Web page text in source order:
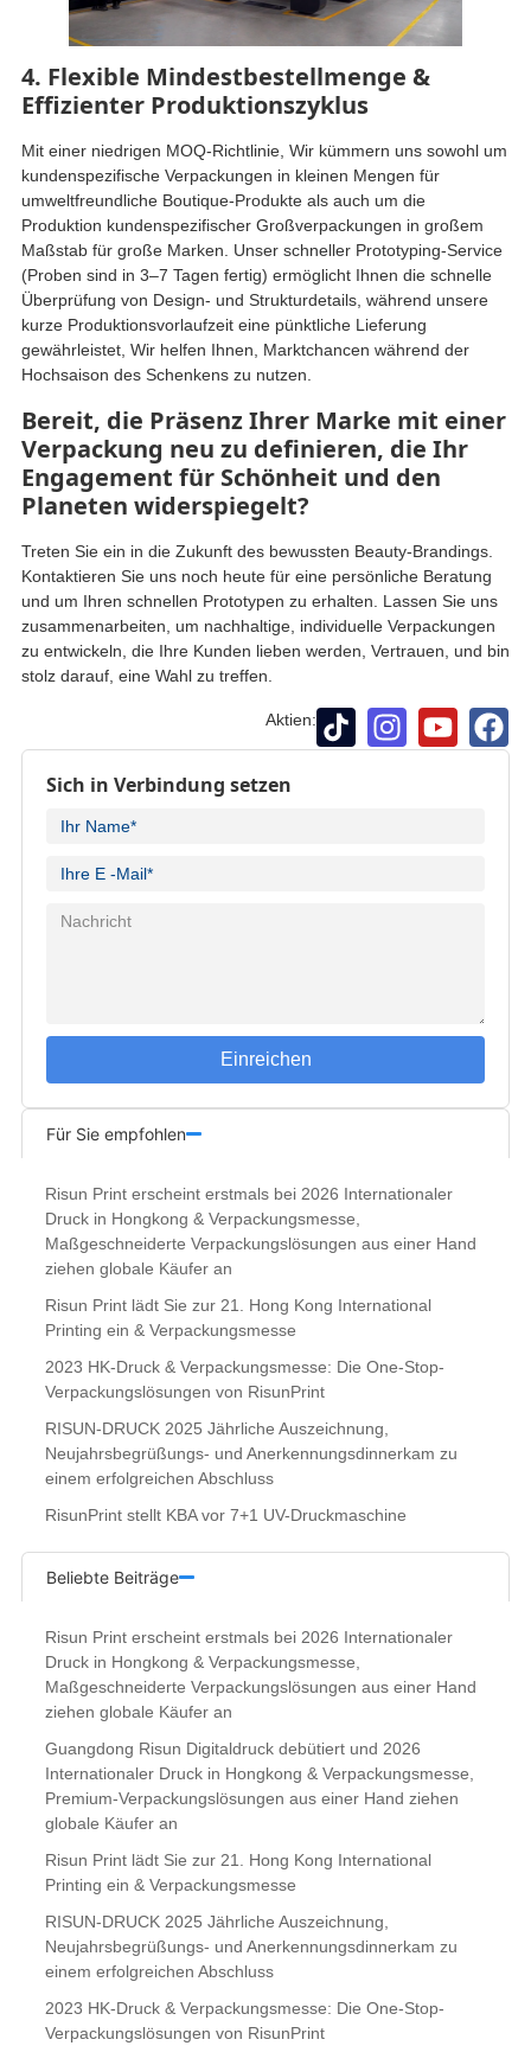
4. Flexible Mindestbestellmenge &
Effizienter Produktionszyklus
Mit einer niedrigen MOQ-Richtlinie, Wir kümmern uns sowohl um
kundenspezifische Verpackungen in kleinen Mengen für
umweltfreundliche Boutique-Produkte als auch um die
Produktion kundenspezifischer Großverpackungen in großem
Maßstab für große Marken. Unser schneller Prototyping-Service
(Proben sind in 3–7 Tagen fertig) ermöglicht Ihnen die schnelle
Überprüfung von Design- und Strukturdetails, während unsere
kurze Produktionsvorlaufzeit eine pünktliche Lieferung
gewährleistet, Wir helfen Ihnen, Marktchancen während der
Hochsaison des Schenkens zu nutzen.
Bereit, die Präsenz Ihrer Marke mit einer
Verpackung neu zu definieren, die Ihr
Engagement für Schönheit und den
Planeten widerspiegelt?
Treten Sie ein in die Zukunft des bewussten Beauty-Brandings.
Kontaktieren Sie uns noch heute für eine persönliche Beratung
und um Ihren schnellen Prototypen zu erhalten. Lassen Sie uns
zusammenarbeiten, um nachhaltige, individuelle Verpackungen
zu entwickeln, die Ihre Kunden lieben werden, Vertrauen, und bin
stolz darauf, eine Wahl zu treffen.
Aktien:
Sich in Verbindung setzen
Einreichen
Für Sie empfohlen
Risun Print erscheint erstmals bei 2026 Internationaler
Druck in Hongkong & Verpackungsmesse,
Maßgeschneiderte Verpackungslösungen aus einer Hand
ziehen globale Käufer an
Risun Print lädt Sie zur 21. Hong Kong International
Printing ein & Verpackungsmesse
2023 HK-Druck & Verpackungsmesse: Die One-Stop-
Verpackungslösungen von RisunPrint
RISUN-DRUCK 2025 Jährliche Auszeichnung,
Neujahrsbegrüßungs- und Anerkennungsdinnerkam zu
einem erfolgreichen Abschluss
RisunPrint stellt KBA vor 7+1 UV-Druckmaschine
Beliebte Beiträge
Risun Print erscheint erstmals bei 2026 Internationaler
Druck in Hongkong & Verpackungsmesse,
Maßgeschneiderte Verpackungslösungen aus einer Hand
ziehen globale Käufer an
Guangdong Risun Digitaldruck debütiert und 2026
Internationaler Druck in Hongkong & Verpackungsmesse,
Premium-Verpackungslösungen aus einer Hand ziehen
globale Käufer an
Risun Print lädt Sie zur 21. Hong Kong International
Printing ein & Verpackungsmesse
RISUN-DRUCK 2025 Jährliche Auszeichnung,
Neujahrsbegrüßungs- und Anerkennungsdinnerkam zu
einem erfolgreichen Abschluss
2023 HK-Druck & Verpackungsmesse: Die One-Stop-
Verpackungslösungen von RisunPrint